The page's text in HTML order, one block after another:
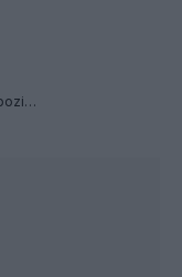
✈ "SMOLEŃSK"!Chcemy prawdy! Statecznik poziomy przyczyną śmierci delegacji?